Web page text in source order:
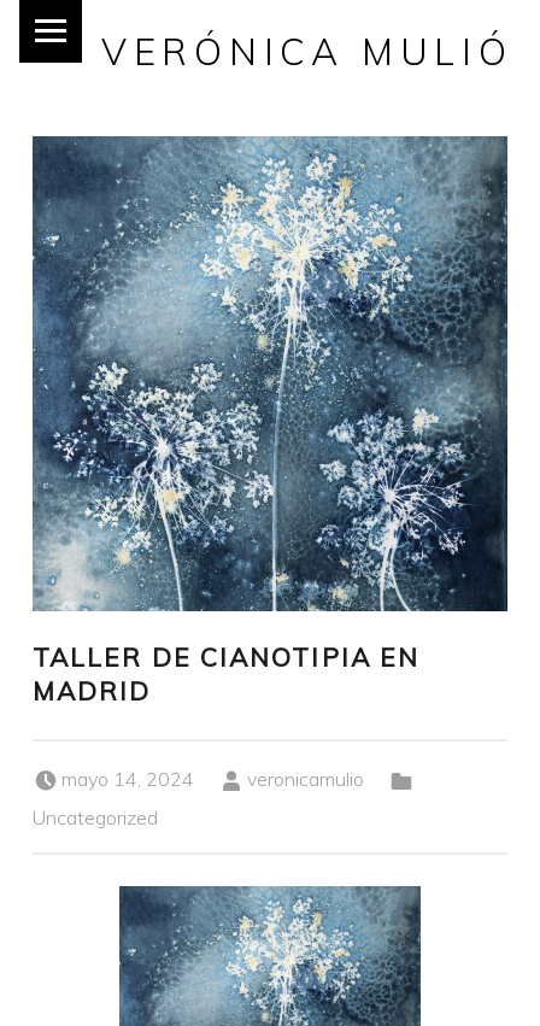
VERÓNICA MULIÓ
TALLER DE CIANOTIPIA EN
MADRID
mayo 14, 2024 veronicamulio
Uncategorized